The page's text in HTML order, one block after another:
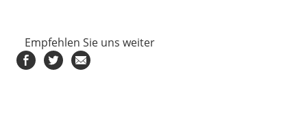
Empfehlen Sie uns weiter